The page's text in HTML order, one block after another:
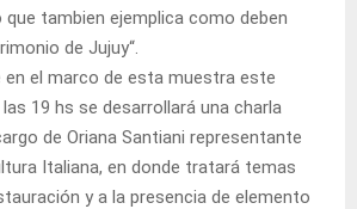
tambien ejemplica como deben
de Jujuy“.
en el marco de esta muestra este
19 hs se desarrollará una charla
de Oriana Santiani representante
Italiana, en donde tratará temas
y a la presencia de elemento